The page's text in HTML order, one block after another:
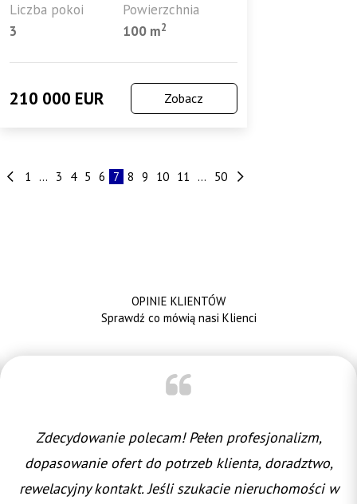
Liczba pokoi
3
Powierzchnia
100 m2
210 000 EUR Zobacz
1 ... 3 4 5 6 7 8 9 10 11 ... 50
OPINIE KLIENTÓW
Sprawdź co mówią nasi Klienci
Zdecydowanie polecam! Pełen profesjonalizm,
dopasowanie ofert do potrzeb klienta, doradztwo,
rewelacyjny kontakt. Jeśli szukacie nieruchomości w